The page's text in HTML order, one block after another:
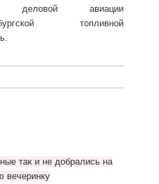
деловой авиации
топливной
так и не добралисьна
вечеринку